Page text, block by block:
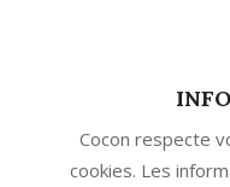
Cocon respecte
cookies. Les